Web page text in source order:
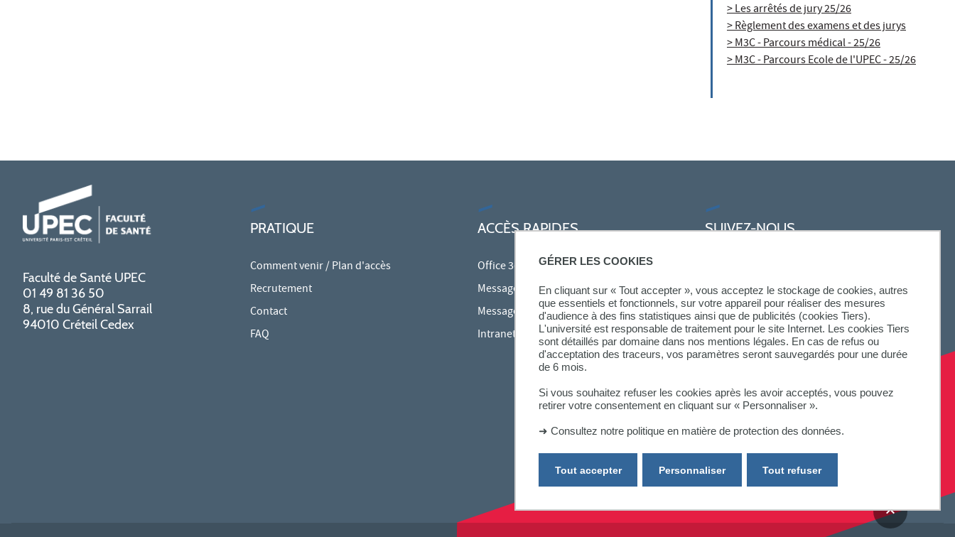
GÉRER LES COOKIES
En cliquant sur « Tout accepter », vous acceptez le stockage de cookies, autres
que essentiels et fonctionnels, sur votre appareil pour réaliser des mesures
d'audience à des fins statistiques ainsi que de publicités (cookies Tiers).
L'université est responsable de traitement pour le site Internet. Les cookies Tiers
sont détaillés par domaine dans nos mentions légales. En cas de refus ou
d'acceptation des traceurs, vos paramètres seront sauvegardés pour une durée
de 6 mois.
Si vous souhaitez refuser les cookies après les avoir acceptés, vous pouvez
retirer votre consentement en cliquant sur « Personnaliser ».
➜ Consultez notre politique en matière de protection des données.
Tout accepter Tout refuser
Personnaliser
> Les arrêtés de jury 25/26
> Règlement des examens et des jurys
> M3C - Parcours médical - 25/26
> M3C - Parcours Ecole de l'UPEC - 25/26
Faculté de Santé UPEC
01 49 81 36 50
8, rue du Général Sarrail
94010 Créteil Cedex
PRATIQUE
Comment venir / Plan d'accès
Recrutement
Contact
FAQ
ACCÈS RAPIDES
Office 365
Messagerie des personnels
Messagerie étudiante
Intranet des personnels
SUIVEZ-NOUS